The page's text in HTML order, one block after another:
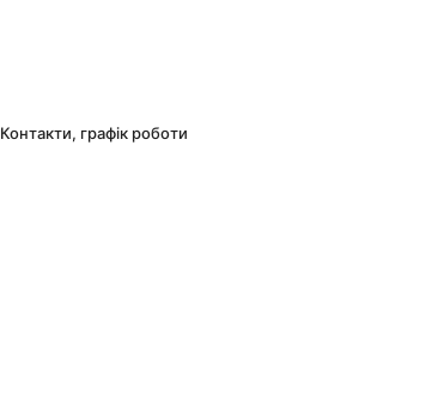
Контакти, графік роботи